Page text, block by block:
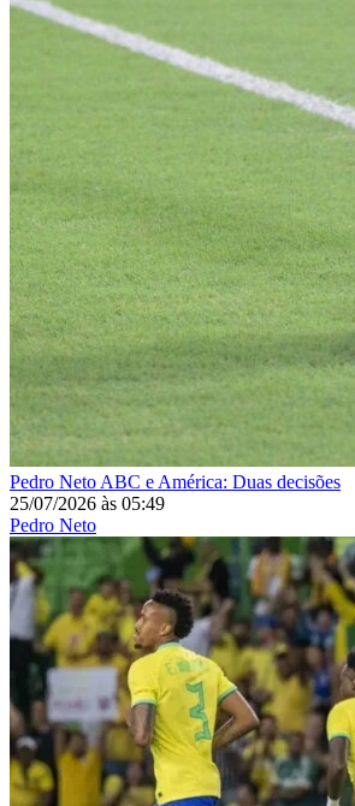
Pedro Neto ABC e América: Duas decisões
25/07/2026 às 05:49
Pedro Neto